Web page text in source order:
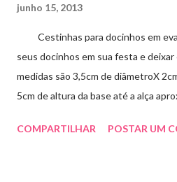
junho 15, 2013
Cestinhas para docinhos em
seus docinhos em sua festa e
medidas são 3,5cm de diâmetroX
5cm de altura da base até a alça
enfeitar sua festa!!!
COMPARTILHAR POSTAR UM